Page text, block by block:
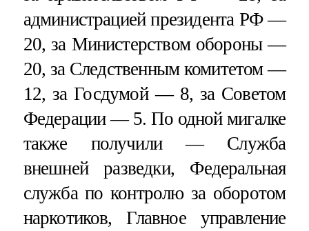
администрацией президента РФ —
20, за Министерством обороны —
20, за Следственным комитетом —
12, за Госдумой — 8, за Советом
Федерации — 5. По одной мигалке
также получили — Служба
внешней разведки, Федеральная
служба по контролю за оборотом
наркотиков, Главное управление